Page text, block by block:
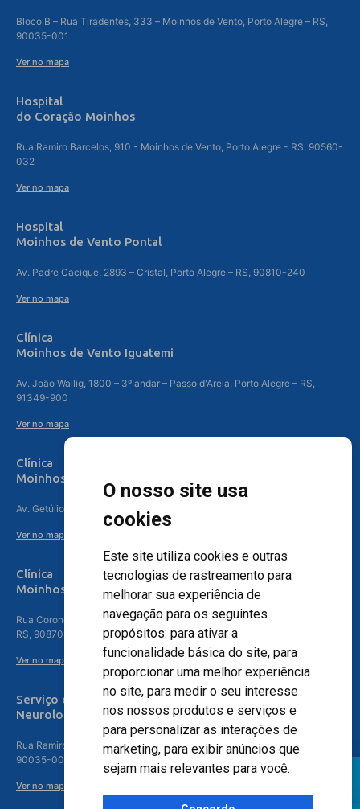
O nosso site usa
cookies
Este site utiliza cookies e outras
tecnologias de rastreamento para
melhorar sua experiência de
navegação para os seguintes
propósitos: para ativar a
funcionalidade básica do site, para
proporcionar uma melhor experiência
no site, para medir o seu interesse
nos nossos produtos e serviços e
para personalizar as interações de
marketing, para exibir anúncios que
sejam mais relevantes para você.
Bloco B – Rua Tiradentes, 333 – Moinhos de Vento, Porto Alegre – RS,
90035-001
Ver no mapa
Hospital
do Coração Moinhos
Rua Ramiro Barcelos, 910 - Moinhos de Vento, Porto Alegre - RS, 90560-
032
Ver no mapa
Hospital
Moinhos de Vento Pontal
Av. Padre Cacique, 2893 – Cristal, Porto Alegre – RS, 90810-240
Ver no mapa
Clínica
Moinhos de Vento Iguatemi
Av. João Wallig, 1800 – 3º andar – Passo d'Areia, Porto Alegre – RS,
91349-900
Ver no mapa
Clínica
Moinhos de Vento Canoas
Av. Getúlio Vargas, 4841 – Centro, Canoas – RS, 92010-010
Ver no mapa
Clínica
Moinhos de Vento - Teresópolis
Rua Coronel Aparício Borges, 250 - 3º andar - Teresópolis, Porto Alegre -
RS, 90870-016
Ver no mapa
Serviço de
Neurologia
Rua Ramiro Barcelos, 630 – 5º andar – Floresta, Porto Alegre – RS,
90035-001
Ver no mapa